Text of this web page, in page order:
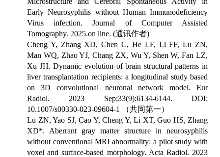
Early Neurosyphilis without Human Immunodeficiency
Virus infection. Journal of Computer Assisted
Tomography. 2025.on line. (通讯作者)
Cheng Y, Zhang XD, Chen C, He LF, Li FF, Lu ZN,
Man WQ, Zhao YJ, Chang ZX, Wu Y, Shen W, Fan LZ,
Xu JH. Dynamic evolution of brain structural patterns in
liver transplantation recipients: a longitudinal study based
on 3D convolutional neuronal network model. Eur
Radiol. 2023 Sep;33(9):6134-6144. DOI:
10.1007/s00330-023-09604-1
（共同第一）
Lu ZN, Yao SJ, Cao Y, Cheng Y, Li XT, Guo HS, Zhang
XD*. Aberrant gray matter structure in neurosyphilis
without conventional MRI abnormality: a pilot study with
voxel and surface-based morphology. Acta Radiol. 2023